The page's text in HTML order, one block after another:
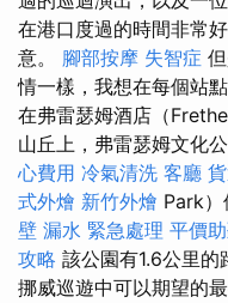
在港口度過的時間非常
意。 腳部按摩 失智症
情一樣，我想在每個站
在弗雷瑟姆酒店（
山丘上，弗雷瑟姆文化
心費用 冷氣清洗 客廳
式外燴 新竹外燴 Park）
壁 漏水 緊急處理 平價
攻略 該公園有1.6公里
挪威巡遊中可以期望的